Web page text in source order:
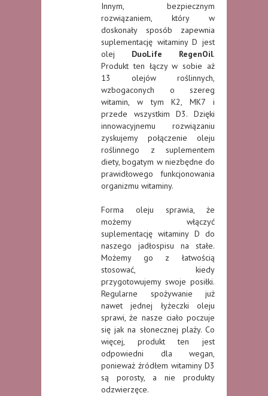
Innym, bezpiecznym
rozwiązaniem, który w
doskonały sposób zapewnia
suplementację witaminy D jest
olej DuoLife RegenOil.
Produkt ten łączy w sobie aż
13 olejów roślinnych,
wzbogaconych o szereg
witamin, w tym K2, MK7 i
przede wszystkim D3. Dzięki
innowacyjnemu rozwiązaniu
zyskujemy połączenie oleju
roślinnego z suplementem
diety, bogatym w niezbędne do
prawidłowego funkcjonowania
organizmu witaminy.
Forma oleju sprawia, że
możemy włączyć
suplementację witaminy D do
naszego jadłospisu na stałe.
Możemy go z łatwością
stosować, kiedy
przygotowujemy swoje posiłki.
Regularne spożywanie już
nawet jednej łyżeczki oleju
sprawi, że nasze ciało poczuje
się jak na słonecznej plaży. Co
więcej, produkt ten jest
odpowiedni dla wegan,
ponieważ źródłem witaminy D3
są porosty, a nie produkty
odzwierzęce.